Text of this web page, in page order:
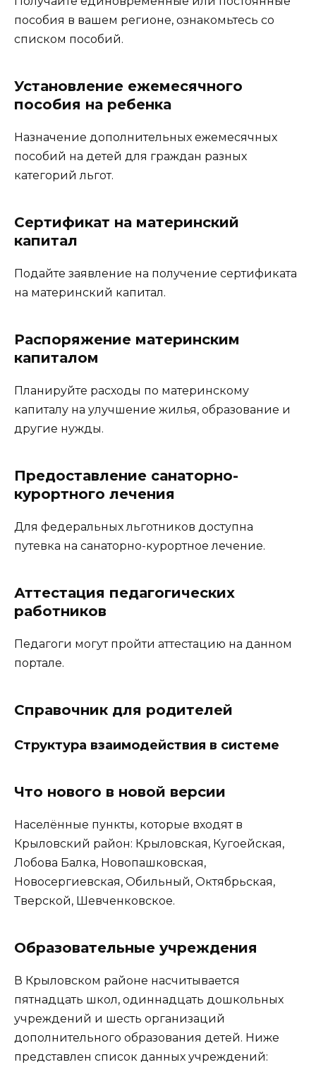
пособия в вашем регионе, ознакомьтесь со
списком пособий.
Установление ежемесячного
пособия на ребенка
Назначение дополнительных ежемесячных
пособий на детей для граждан разных
категорий льгот.
Сертификат на материнский
капитал
Подайте заявление на получение сертификата
на материнский капитал.
Распоряжение материнским
капиталом
Планируйте расходы по материнскому
капиталу на улучшение жилья, образование и
другие нужды.
Предоставление санаторно-
курортного лечения
Для федеральных льготников доступна
путевка на санаторно-курортное лечение.
Аттестация педагогических
работников
Педагоги могут пройти аттестацию на данном
портале.
Справочник для родителей
Структура взаимодействия в системе
Что нового в новой версии
Населённые пункты, которые входят в
Крыловский район: Крыловская, Кугоейская,
Лобова Балка, Новопашковская,
Новосергиевская, Обильный, Октябрьская,
Тверской, Шевченковское.
Образовательные учреждения
В Крыловском районе насчитывается
пятнадцать школ, одиннадцать дошкольных
учреждений и шесть организаций
дополнительного образования детей. Ниже
представлен список данных учреждений: